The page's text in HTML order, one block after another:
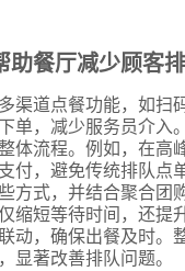
餐厅减少顾客
渠道点餐功能，如扫
单，减少服务员介入
体流程。例如，在高
付，避免传统排队点
方式，并结合聚合团
缩短等待时间，还提
动，确保出餐及时。
显著改善排队问题。